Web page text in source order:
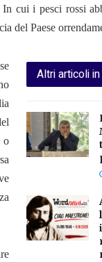
cui i pesci rossi
del Paese
Altri articoli
o